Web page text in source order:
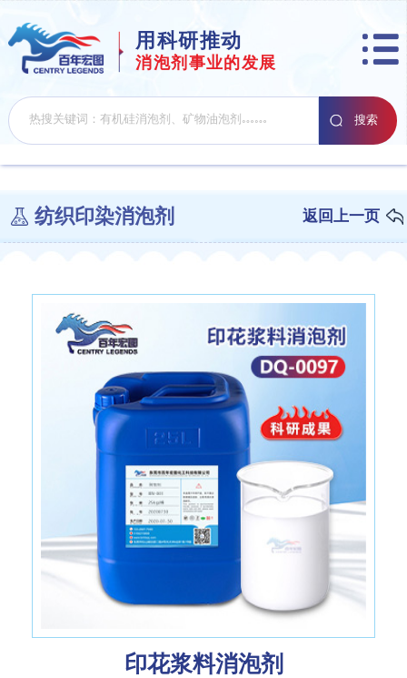
用科研推动
消泡剂事业的发展
纺织印染消泡剂 返回上一页
印花浆料消泡剂